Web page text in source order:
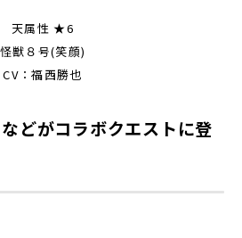
天属性 ★6
怪獣８号(笑顔)
CV：福西勝也
どがコラボクエストに登